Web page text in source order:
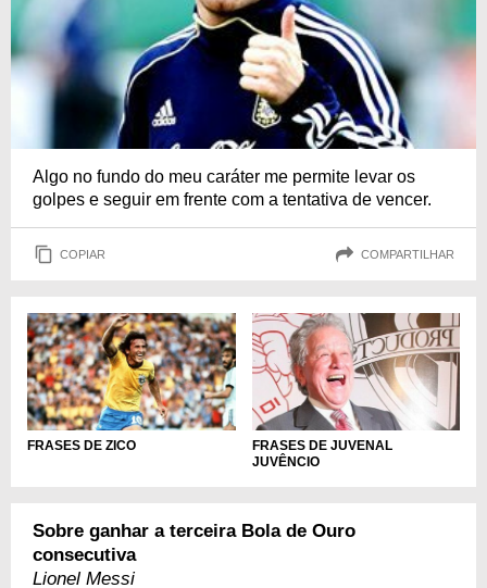
Algo no fundo do meu caráter me permite levar os
golpes e seguir em frente com a tentativa de vencer.
COPIAR COMPARTILHAR
FRASES DE ZICO
FRASES DE JUVENAL
JUVÊNCIO
Sobre ganhar a terceira Bola de Ouro
consecutiva
Lionel Messi